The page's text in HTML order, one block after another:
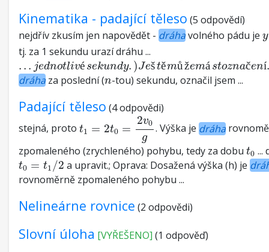
Kinematika - padající těleso (5 odpovědí)
nejdřív zkusím jen napovědět - dráhavolného pádu je y
tj. za 1 sekundu urazí dráhu ...
. . . jednotlivé sekundy. )Ještěmůžemá stoznačení.
... jednotlivésekundy.)Ještěmůžemás toznačení
dráhaza poslední (n
n-tou) sekundu, označil jsem ...
Padající těleso (4 odpovědi)
stejná, proto t1 = 2t0 =
2v0
g
t1=2t 0 =2v0g
. Výška je dráha
zpomaleného (zrychleného) pohybu, tedy za dobu t0
t ...
t0 = t1 /2
t0=t1/2 a upravit.; Oprava: Dosažená výška (h) je
rovnoměrně zpomaleného pohybu ...
Nelineárne rovnice (2 odpovědi)
Slovní úloha [VYŘEŠENO] (1 odpověď)